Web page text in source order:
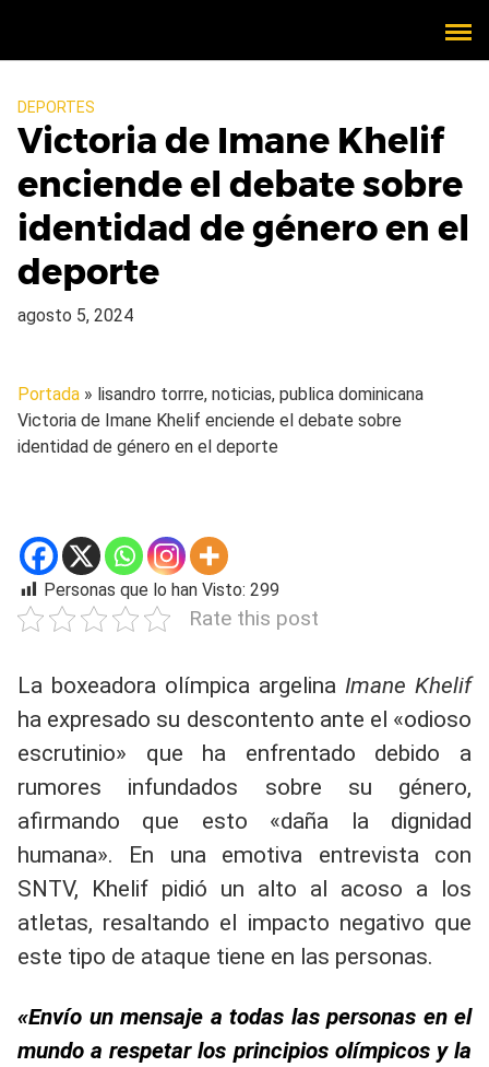
DEPORTES
Victoria de Imane Khelif
enciende el debate sobre
identidad de género en el
deporte
agosto 5, 2024
Portada » lisandro torrre, noticias, publica dominicana
Victoria de Imane Khelif enciende el debate sobre
identidad de género en el deporte
Personas que lo han Visto: 299
Rate this post
La boxeadora olímpica argelina Imane Khelif
ha expresado su descontento ante el «odioso
escrutinio» que ha enfrentado debido a
rumores infundados sobre su género,
afirmando que esto «daña la dignidad
humana». En una emotiva entrevista con
SNTV, Khelif pidió un alto al acoso a los
atletas, resaltando el impacto negativo que
este tipo de ataque tiene en las personas.
«Envío un mensaje a todas las personas en el
mundo a respetar los principios olímpicos y la